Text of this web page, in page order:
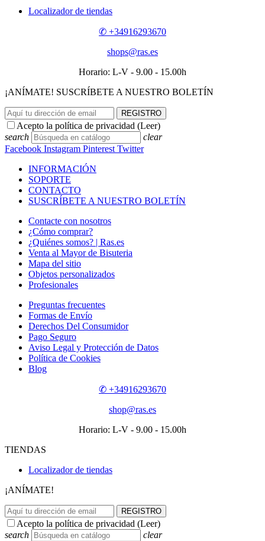
Localizador de tiendas
✆ +34916293670
shops@ras.es
Horario: L-V - 9.00 - 15.00h
¡ANÍMATE! SUSCRÍBETE A NUESTRO BOLETÍN
REGISTRO
Acepto la política de privacidad (Leer)
search
clear
Facebook Instagram Pinterest Twitter
INFORMACIÓN
SOPORTE
CONTACTO
SUSCRÍBETE A NUESTRO BOLETÍN
Contacte con nosotros
¿Cómo comprar?
¿Quiénes somos? | Ras.es
Venta al Mayor de Bisuteria
Mapa del sitio
Objetos personalizados
Profesionales
Preguntas frecuentes
Formas de Envío
Derechos Del Consumidor
Pago Seguro
Aviso Legal y Protección de Datos
Política de Cookies
Blog
✆ +34916293670
shop@ras.es
Horario: L-V - 9.00 - 15.00h
TIENDAS
Localizador de tiendas
¡ANÍMATE!
REGISTRO
Acepto la política de privacidad (Leer)
search
clear